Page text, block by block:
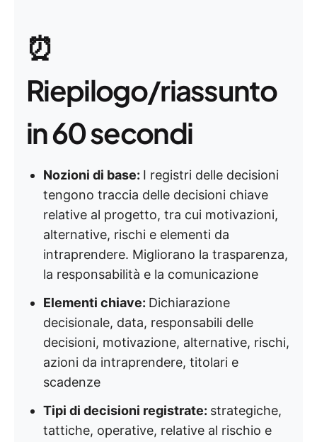
⏰
Riepilogo/riassunto
in 60 secondi
Nozioni di base: I registri delle decisioni
tengono traccia delle decisioni chiave
relative al progetto, tra cui motivazioni,
alternative, rischi e elementi da
intraprendere. Migliorano la trasparenza,
la responsabilità e la comunicazione
Elementi chiave: Dichiarazione
decisionale, data, responsabili delle
decisioni, motivazione, alternative, rischi,
azioni da intraprendere, titolari e
scadenze
Tipi di decisioni registrate: strategiche,
tattiche, operative, relative al rischio e